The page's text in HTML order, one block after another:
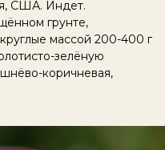
США. Индет.
грунте,
массой 200-400 г
зелёную
коричневая,